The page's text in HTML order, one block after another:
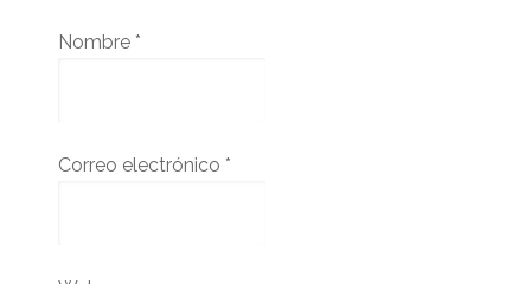
Nombre *
Correo electrónico *